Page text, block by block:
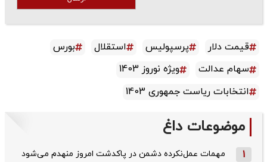
قیمت دلار پرسپولیس استقلال
بورس
سهام عدالت
ویژه نوروز 1403
انتخابات ریاست جمهوری 1403
موضوعات داغ
1 مهمات عمل‌نکرده دشمن در پاکدشت امروز منهدم می‌شود